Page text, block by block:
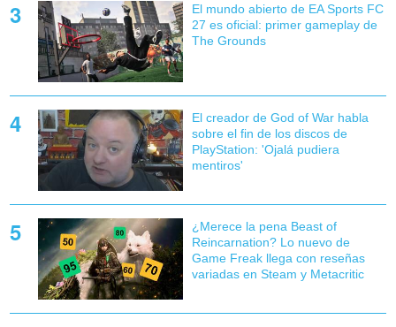
El mundo abierto de EA Sports FC
27 es oficial: primer gameplay de
The Grounds
El creador de God of War habla
sobre el fin de los discos de
PlayStation: 'Ojalá pudiera
mentiros'
¿Merece la pena Beast of
Reincarnation? Lo nuevo de
Game Freak llega con reseñas
variadas en Steam y Metacritic